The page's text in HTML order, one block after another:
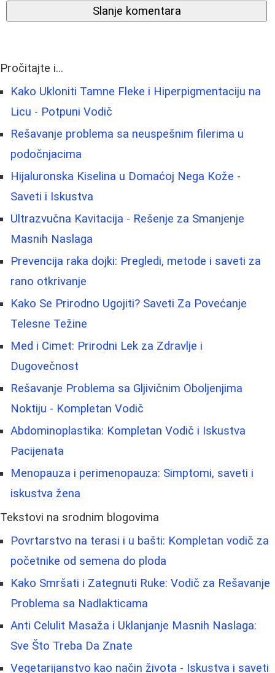
Slanje komentara
Pročitajte i...
Kako Ukloniti Tamne Fleke i Hiperpigmentaciju na
Licu - Potpuni Vodič
Rešavanje problema sa neuspešnim filerima u
podočnjacima
Hijaluronska Kiselina u Domaćoj Nega Kože -
Saveti i Iskustva
Ultrazvučna Kavitacija - Rešenje za Smanjenje
Masnih Naslaga
Prevencija raka dojki: Pregledi, metode i saveti za
rano otkrivanje
Kako Se Prirodno Ugojiti? Saveti Za Povećanje
Telesne Težine
Med i Cimet: Prirodni Lek za Zdravlje i
Dugovečnost
Rešavanje Problema sa Gljivičnim Oboljenjima
Noktiju - Kompletan Vodič
Abdominoplastika: Kompletan Vodič i Iskustva
Pacijenata
Menopauza i perimenopauza: Simptomi, saveti i
iskustva žena
Tekstovi na srodnim blogovima
Povrtarstvo na terasi i u bašti: Kompletan vodič za
početnike od semena do ploda
Kako Smršati i Zategnuti Ruke: Vodič za Rešavanje
Problema sa Nadlakticama
Anti Celulit Masaža i Uklanjanje Masnih Naslaga:
Sve Što Treba Da Znate
Vegetarijanstvo kao način života - Iskustva i saveti